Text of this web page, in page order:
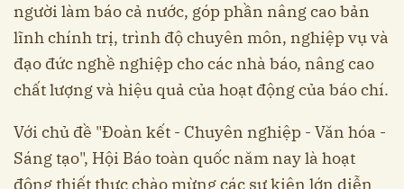
người làm báo cả nước, góp phần nâng cao bản
lĩnh chính trị, trình độ chuyên môn, nghiệp vụ và
đạo đức nghề nghiệp cho các nhà báo, nâng cao
chất lượng và hiệu quả của hoạt động của báo chí.
Với chủ đề "Đoàn kết - Chuyên nghiệp - Văn hóa -
Sáng tạo", Hội Báo toàn quốc năm nay là hoạt
động thiết thực chào mừng các sự kiện lớn diễn